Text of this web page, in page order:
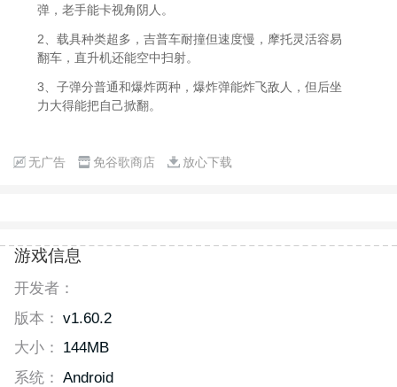
弹，老手能卡视角阴人。
2、载具种类超多，吉普车耐撞但速度慢，摩托灵活容易
翻车，直升机还能空中扫射。
3、子弹分普通和爆炸两种，爆炸弹能炸飞敌人，但后坐
力大得能把自己掀翻。
无广告 免谷歌商店 放心下载
游戏信息
开发者：
版本： v1.60.2
大小：
144MB
系统： Android